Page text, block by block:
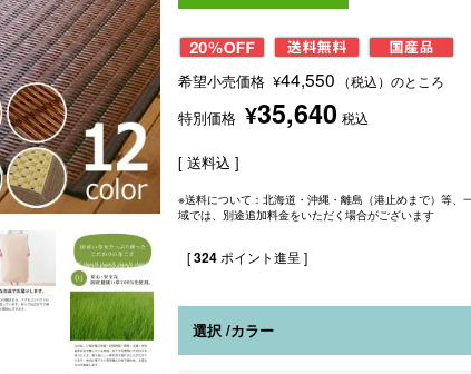
希望小売価格 ¥44,550 （税込）のところ
特別価格 ¥35,640 税込
送料込
※送料について：北海道・沖縄・離島（港止めまで）等、
域では、別途追加料金をいただく場合がございます
[324 ポイント進呈 ]
選択 カラー